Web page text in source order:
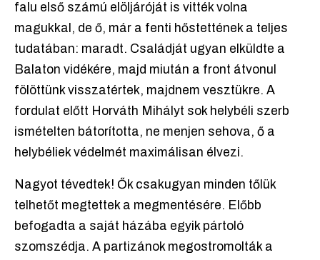
falu első számú elöljáróját is vitték volna
magukkal, de ő, már a fenti hőstettének a teljes
tudatában: maradt. Családját ugyan elküldte a
Balaton vidékére, majd miután a front átvonul
fölöttünk visszatértek, majdnem vesztükre. A
fordulat előtt Horváth Mihályt sok helybéli szerb
ismételten bátorította, ne menjen sehova, ő a
helybéliek védelmét maximálisan élvezi.
Nagyot tévedtek! Ők csakugyan minden tőlük
telhetőt megtettek a megmentésére. Előbb
befogadta a saját házába egyik pártoló
szomszédja. A partizánok megostromolták a